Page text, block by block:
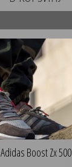
Adidas Boost Zx 500